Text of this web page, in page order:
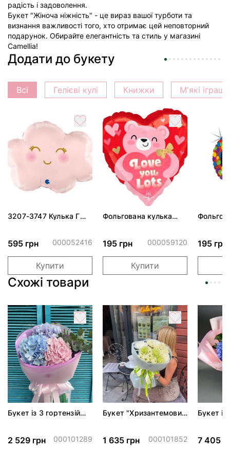
радість і задоволення.
Букет "Жіноча ніжність" - це вираз вашої турботи та
визнання важливості того, хто отримає цей неповторний
подарунок. Обирайте елегантність та стиль у магазині
Camellia!
Додати до букету
Всі Гелієві кулі Книжки М'які
3207-3747 Кулька Г
595 грн 000052416
Купити
Фольгована кулька
195 грн 000059120
Купити
195 грн
Схожі товари
Букет із 3 гортензій
2 529 грн 000101289
Букет "Хризантемовий
1 635 грн 000101852
Букет із
7 405